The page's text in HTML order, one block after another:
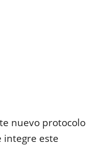
nuevo protocolo
integre este